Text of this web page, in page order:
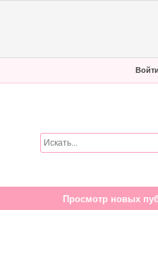
Войти
Просмотр новых